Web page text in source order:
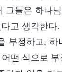
들은 하나
고 생각한
부정하고,
떤 식으로